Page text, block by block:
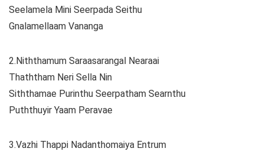
Seelamela Mini Seerpada Seithu
Gnalamellaam Vananga
2.Niththamum Saraasarangal Nearaai
Thaththam Neri Sella Nin
Siththamae Purinthu Seerpatham Searnthu
Puththuyir Yaam Peravae
3.Vazhi Thappi Nadanthomaiya Entrum